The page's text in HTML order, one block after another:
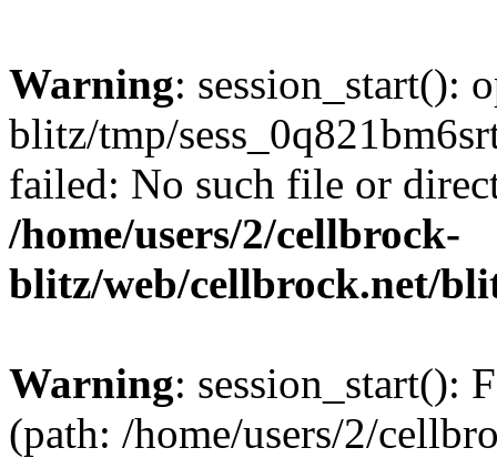
Warning: session_start():
blitz/tmp/
failed: No such file or
/home/users/2/cellbrock-
blitz/web/cellbrock.net/
Warning: session_start():
(path: /home/users/2/